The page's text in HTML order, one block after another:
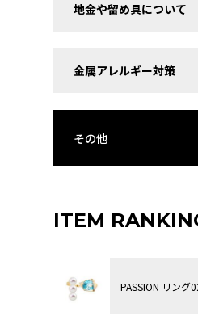
地金や留め具について
金属アレルギー対策
その他
ITEM
PASSION リング